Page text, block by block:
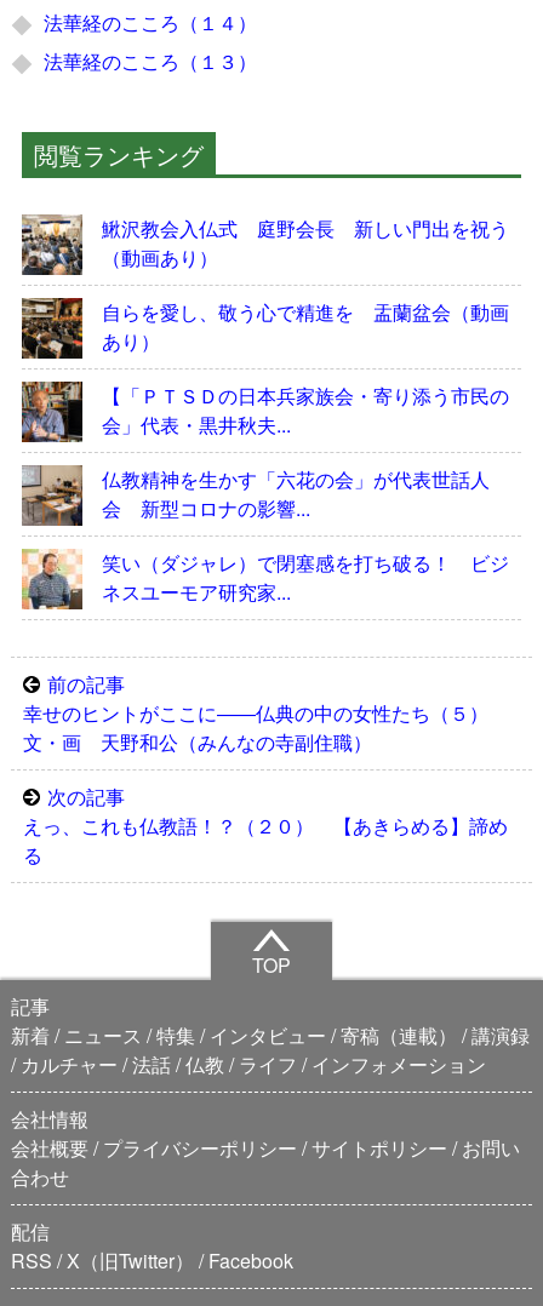
法華経のこころ（１４）
法華経のこころ（１３）
閲覧ランキング
鰍沢教会入仏式 庭野会長 新しい門出を祝う
（動画あり）
自らを愛し、敬う心で精進を 盂蘭盆会（動画
あり）
【「ＰＴＳＤの日本兵家族会・寄り添う市民の
会」代表・黒井秋夫...
仏教精神を生かす「六花の会」が代表世話人
会 新型コロナの影響...
笑い（ダジャレ）で閉塞感を打ち破る！ ビジ
ネスユーモア研究家...
前の記事
幸せのヒントがここに――仏典の中の女性たち（５）
文・画 天野和公（みんなの寺副住職）
次の記事
えっ、これも仏教語！？（２０） 【あきらめる】諦め
る
TOP
記事
新着
ニュース 特集 インタビュー 寄稿（連載）
講演録
カルチャー 法話 仏教 ライフ
インフォメーション
会社情報
会社概要 プライバシーポリシー サイトポリシー
お問い
合わせ
配信
RSS X（旧Twitter）
Facebook